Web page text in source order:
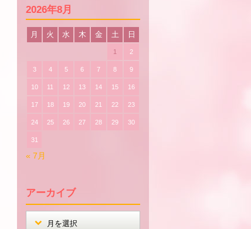
2026年8月
月 火 水 木 金 土 日
1 2
3 4 5 6 7 8 9
10 11 12 13 14 15 16
17 18 19 20 21 22 23
24 25 26 27 28 29 30
31
« 7月
アーカイブ